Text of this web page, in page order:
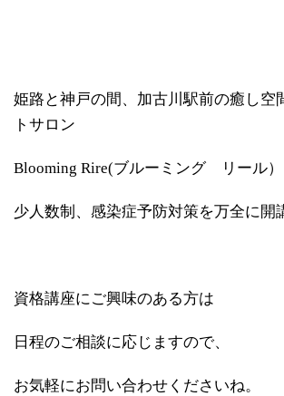
姫路と神戸の間、加古川駅前の癒し空
トサロン
Blooming Rire(ブルーミング リール）
少人数制、感染症予防対策を万全に開
資格講座にご興味のある方は
日程のご相談に応じますので、
お気軽にお問い合わせくださいね。